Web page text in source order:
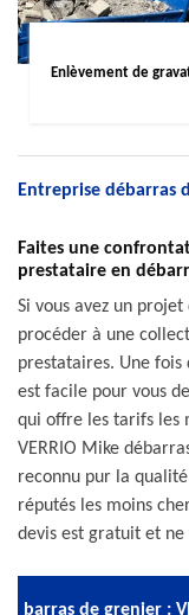
Enlèvement de
Entreprise débarras
Faites une
prestataire en
Si vous avez un
procéder à une
prestataires. Une fois
est facile pour vous
qui offre les tarifs les
VERRIO Mike
reconnu pur la qualité
réputés les moins
devis est gratuit et ne
barras de grenier :